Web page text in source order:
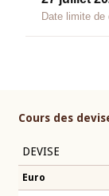
Date limite
Cours des
DEVISE
Euro